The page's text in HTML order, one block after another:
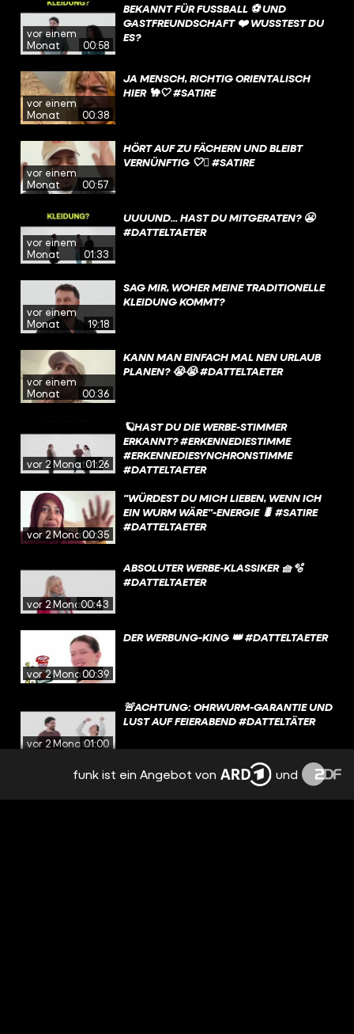
vor einem
Monat
00:58
BEKANNT FÜR FUSSBALL ⚽️ UND G
ASTFREUNDSCHAFT ❤️ WUSSTEST DU E
S?
vor einem
Monat
00:38
JA MENSCH, RICHTIG ORIENTALISCH
HIER 🐪🤍 #SATIRE
vor einem
Monat
00:57
HÖRT AUF ZU FÄCHERN UND BLEIBT
VERNÜNFTIG 🤍🫩 #SATIRE
vor einem
Monat
01:33
UUUUND... HAST DU MITGERATEN? 😬
#DATTELTAETER
vor einem
Monat
19:18
SAG MIR, WOHER MEINE TRADITIONELLE
KLEIDUNG KOMMT?
vor einem
Monat
00:36
KANN MAN EINFACH MAL NEN URLAUB
PLANEN? 😭😭 #DATTELTAETER
vor 2 Monaten01:26
🪐HAST DU DIE WERBE-STIMMER
ERKANNT? #ERKENNEDIESTIMME
#ERKENNEDIESYNCHRONSTIMME
#DATTELTAETER
vor 2 Monaten
00:35
"WÜRDEST DU MICH LIEBEN, WENN ICH
EIN WURM WÄRE"-ENERGIE 🐛 #SATIRE
#DATTELTAETER
vor 2 Monaten
00:43
ABSOLUTER WERBE-KLASSIKER 🧺🫧
#DATTELTAETER
vor 2 Monaten
00:39
DER WERBUNG-KING 👑 #DATTELTAETER
vor 2 Monaten
01:00
🚨ACHTUNG: OHRWURM-GARANTIE UND
LUST AUF FEIERABEND #DATTELTÄTER
SAG MIR, WELCHE WERBUNG ICH
SPRECHE? FEAT. @MALWANNE
funk ist ein Angebot von und